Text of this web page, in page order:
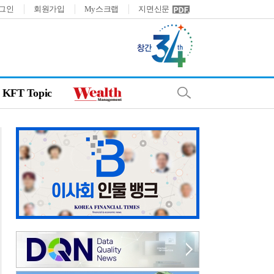
인 회원가입 My스크랩 지면신문
KFT Topic